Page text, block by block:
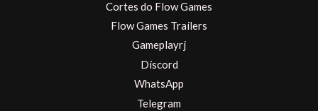
Cortes do Flow Games
Flow Games Trailers
Gameplayrj
Discord
WhatsApp
Telegram